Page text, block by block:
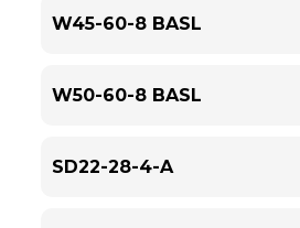
W45-60-8 BASL
W50-60-8 BASL
SD22-28-4-A